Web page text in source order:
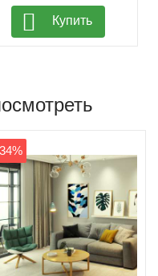
Купить